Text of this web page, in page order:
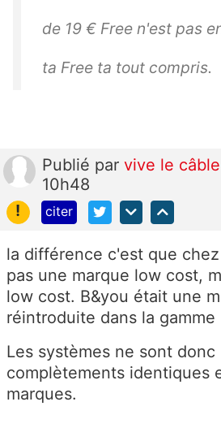
de 19 € Free n'est pas
ta Free ta tout compris.
Publié par vive le câble
10h48
!
citer
la différence c'est que
pas une marque low cost,
low cost. B&you était une
réintroduite dans la gamme
Les systèmes ne sont donc
complètements identiques
marques.